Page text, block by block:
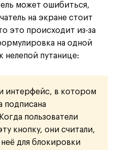
может ошибиться,
на экране стоит
это происходит из-за
на одной
нелепой путанице:
интерфейс, в котором
подписана
пользователи
кнопку, они считали,
для блокировки